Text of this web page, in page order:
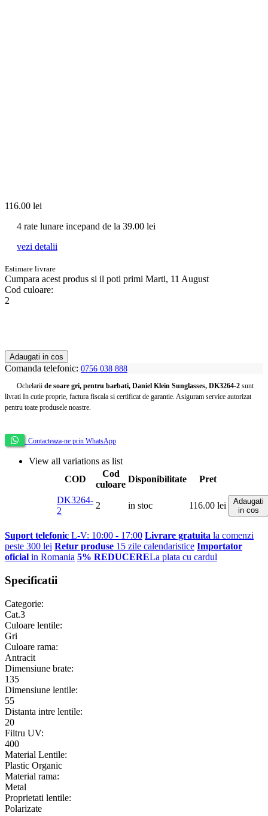
116.00 lei
4 rate lunare incepand de la 39.00 lei
vezi detalii
Estimare livrare
Cumpara acest produs si il poti primi Marti, 11 August
Cod culoare:
2
Adaugati in cos
Comanda telefonic: 0756 038 888
Ochelarii de soare gri, pentru barbati, Daniel Klein Sunglasses, DK3264-2 sunt
livrati In cutie proprie, factura fiscala si certificat de garantie. Asiguram service autorizat
pentru toate produsele noastre.
Contacteaza-ne prin WhatsApp
View all variations as list
COD
Cod
culoare
Disponibilitate Pret
DK3264-
2
2 in stoc 116.00 lei
Adaugati
in cos
Suport telefonic L-V: 10:00 - 17:00 Livrare gratuita la comenzi
peste 300 lei Retur produse 15 zile calendaristice Importator
oficial in Romania 5% REDUCERELa plata cu cardul
Specificatii
Categorie:
Cat.3
Culoare lentile:
Gri
Culoare rama:
Antracit
Dimensiune brate:
135
Dimensiune lentile:
55
Distanta intre lentile:
20
Filtru UV:
400
Material Lentile:
Plastic Organic
Material rama:
Metal
Proprietati lentile:
Polarizate